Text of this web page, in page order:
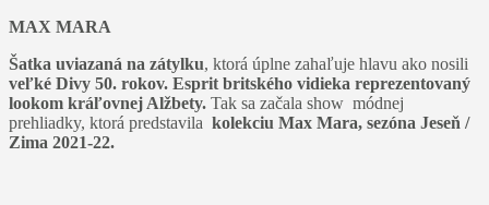
MAX MARA
Šatka uviazaná na zátylku, ktorá úplne zahaľuje hlavu ako nosili
veľké Divy 50. rokov. Esprit britského vidieka reprezentovaný
lookom kráľovnej Alžbety. Tak sa začala show módnej
prehliadky, ktorá predstavila kolekciu Max Mara, sezóna Jeseň /
Zima 2021-22.